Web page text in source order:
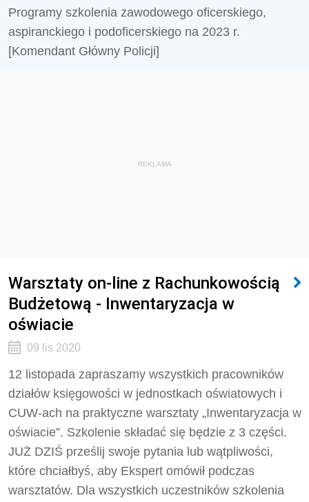
Programy szkolenia zawodowego oficerskiego,
aspiranckiego i podoficerskiego na 2023 r.
[Komendant Główny Policji]
REKLAMA
Warsztaty on-line z Rachunkowością
Budżetową - Inwentaryzacja w
oświacie
09 lis 2020
12 listopada zapraszamy wszystkich pracowników
działów księgowości w jednostkach oświatowych i
CUW-ach na praktyczne warsztaty „Inwentaryzacja w
oświacie”. Szkolenie składać się będzie z 3 części.
JUŻ DZIŚ prześlij swoje pytania lub wątpliwości,
które chciałbyś, aby Ekspert omówił podczas
warsztatów. Dla wszystkich uczestników szkolenia